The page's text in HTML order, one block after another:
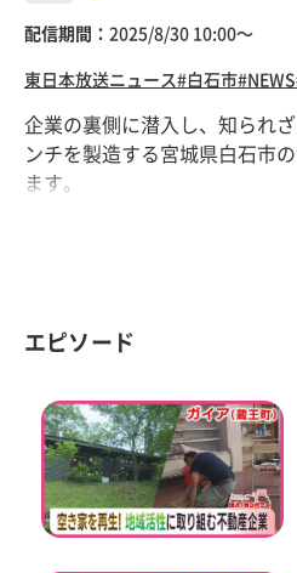
配信期間： 2025/8/30 10:00〜
東日本放送ニュース#白石市#NEWS
企業の裏側に潜入し、知られ
ンチを製造する宮城県白石市
ます。
エピソード